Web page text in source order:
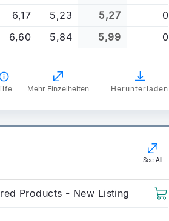
6,17 5,23 5,27
0
6,60 5,84 5,99 0
Mehr Einzelheiten Herunterladen
See All
Products - New Listing